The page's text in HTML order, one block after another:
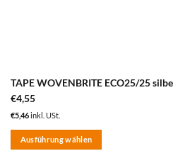
TAPE WOVENBRITE ECO25/25
€4,55
€5,46inkl. USt.
Ausführung wählen